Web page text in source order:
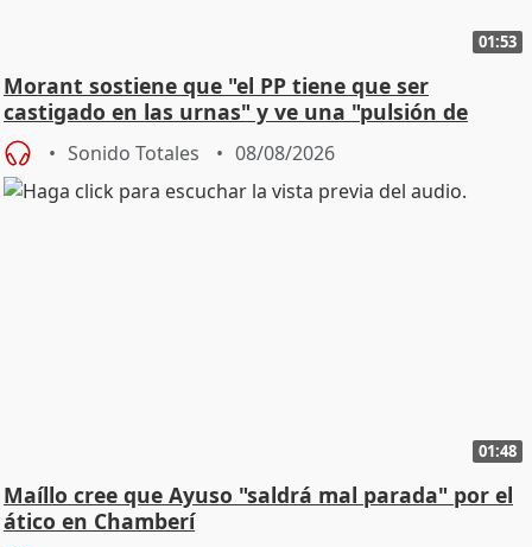
01:53
Morant sostiene que "el PP tiene que ser
castigado en las urnas" y ve una "pulsión de
cambio"
Sonido Totales 08/08/2026
01:48
Maíllo cree que Ayuso "saldrá mal parada" por el
ático en Chamberí